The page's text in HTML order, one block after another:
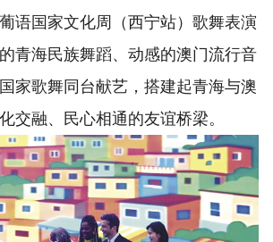
语国家文化周（西宁站）歌舞表演
青海民族舞蹈、动感的澳门流行音
家歌舞同台献艺，搭建起青海与澳
交融、民心相通的友谊桥梁。